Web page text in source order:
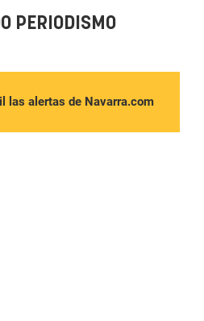
PERIODISMO
las alertas de Navarra.com